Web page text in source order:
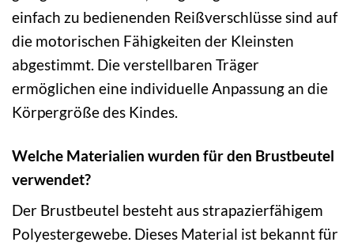
einfach zu bedienenden Reißverschlüsse sind auf
die motorischen Fähigkeiten der Kleinsten
abgestimmt. Die verstellbaren Träger
ermöglichen eine individuelle Anpassung an die
Körpergröße des Kindes.
Welche Materialien wurden für den Brustbeutel
verwendet?
Der Brustbeutel besteht aus strapazierfähigem
Polyestergewebe. Dieses Material ist bekannt für